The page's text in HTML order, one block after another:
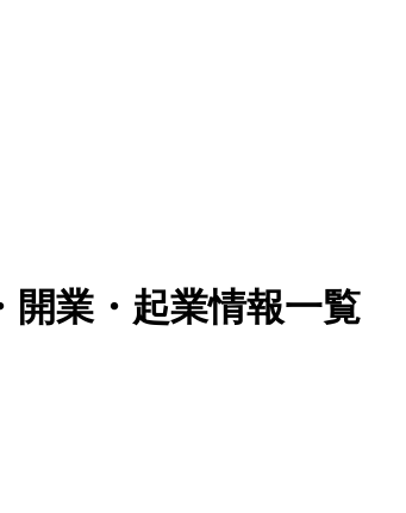
業・起業情報一覧